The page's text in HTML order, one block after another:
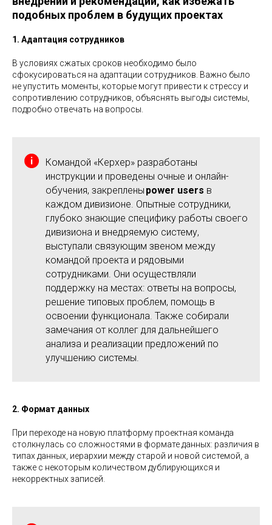
подобных проблем в будущих проектах
1. Адаптация сотрудников
В условиях сжатых сроков необходимо было
сфокусироваться на адаптации сотрудников. Важно было
не упустить моменты, которые могут привести к стрессу и
сопротивлению сотрудников, объяснять выгоды системы,
подробно отвечать на вопросы.
Командой «Керхер» разработаны
инструкции и проведены очные и онлайн-
обучения, закреплены power users в
каждом дивизионе. Опытные сотрудники,
глубоко знающие специфику работы своего
дивизиона и внедряемую систему,
выступали связующим звеном между
командой проекта и рядовыми
сотрудниками. Они осуществляли
поддержку на местах: ответы на вопросы,
решение типовых проблем, помощь в
освоении функционала. Также собирали
замечания от коллег для дальнейшего
анализа и реализации предложений по
улучшению системы.
2. Формат данных
При переходе на новую платформу проектная команда
столкнулась со сложностями в формате данных: различия в
типах данных, иерархии между старой и новой системой, а
также с некоторым количеством дублирующихся и
некорректных записей.